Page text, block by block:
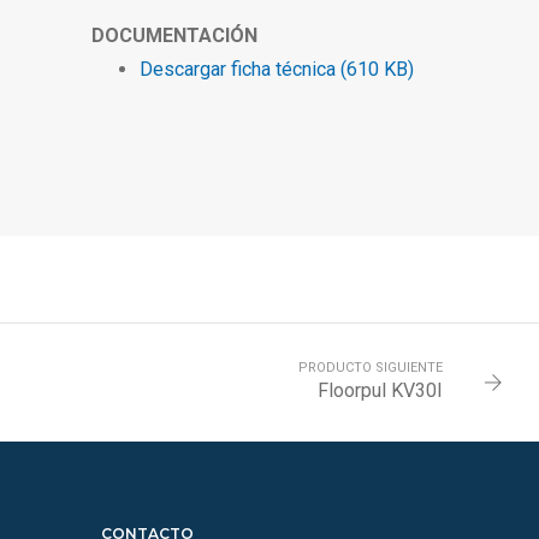
DOCUMENTACIÓN
Descargar ficha técnica (610 KB)
PRODUCTO SIGUIENTE
Floorpul KV30I
CONTACTO